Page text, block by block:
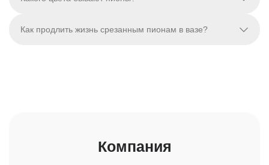
Как продлить жизнь срезанным пионам в вазе?
Компания